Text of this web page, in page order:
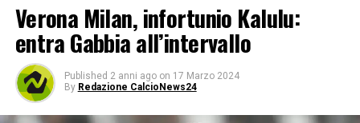
Verona Milan, infortunio Kalulu:
entra Gabbia all’intervallo
Published 2 anni ago on 17 Marzo 2024
By Redazione CalcioNews24